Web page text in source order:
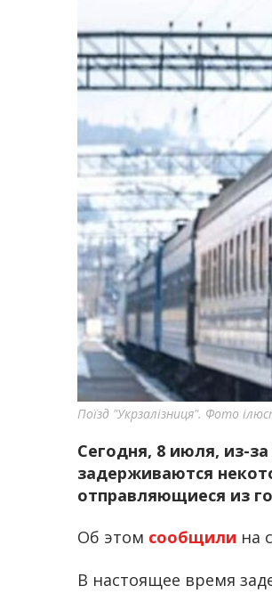
Поїзд "Укрзалізниця". Фото
Сегодня, 8 июля, из-
задерживаются
отправляющиеся из
Об этом сообщили на
В настоящее время